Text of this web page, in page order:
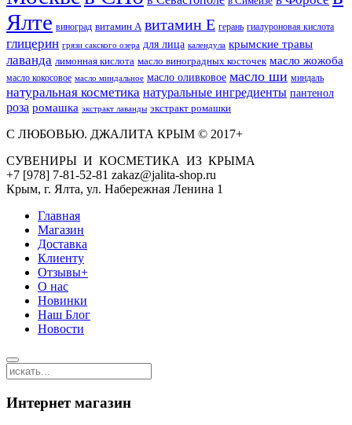
Ялте виноград витамин А витамин Е герань гиалуроновая кислота
глицерин грязи сакского озера для лица календула крымские травы
лаванда лимонная кислота масло виноградных косточек масло жожоба
масло кокосовое масло миндальное масло оливковое масло ши миндаль
натуральная косметика натуральные ингредиенты пантенол
роза ромашка экстракт лаванды экстракт ромашки
С ЛЮБОВЬЮ. ДЖАЛИТА КРЫМ © 2017+
СУВЕНИРЫ И КОСМЕТИКА ИЗ КРЫМА
+7 [978] 7-81-52-81 zakaz@jalita-shop.ru
Крым, г. Ялта, ул. Набережная Ленина 1
Главная
Магазин
Доставка
Клиенту
Отзывы+
О нас
Новинки
Наш Блог
Новости
Интернет магазин